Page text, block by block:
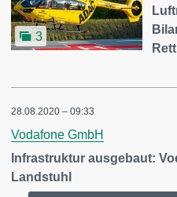
3
28.08.2020 – 09:33
Vodafone GmbH
Infrastruktur ausgebaut:
Landstuhl